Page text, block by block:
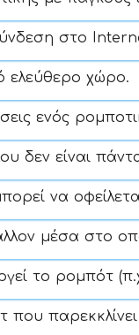
στο
ελεύθερο χώρο.
ενός
δεν είναι
να
μέσα στο
το ρομπότ
που